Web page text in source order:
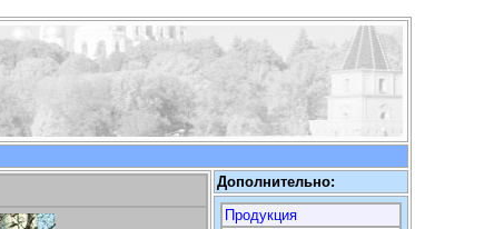
Дополнительно:
Продукция